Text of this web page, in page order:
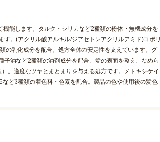
能します。タルク・シリカなど2種類の粉体・無機成分を
。(アクリル酸アルキル/ジアセトンアクリルアミド)コポリ
の乳化成分を配合。処方全体の安定性を支えています。グ
油など2種類の油剤成分を配合。髪の表面を整え、なめら
。適度なツヤとまとまりを与える処方です。メトキシケイ
ど3種類の着色料・色素を配合。製品の色や使用後の髪色